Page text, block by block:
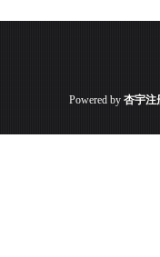
Powered by 杏宇注